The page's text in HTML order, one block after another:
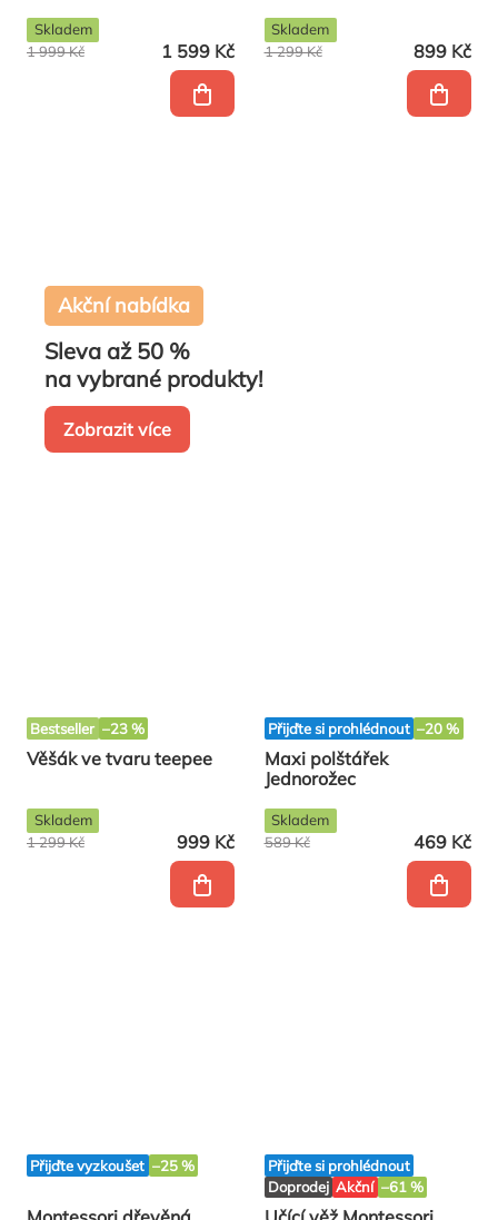
1 599 Kč
1 999 Kč
Skladem
899 Kč
1 299 Kč
Skladem
Akční nabídka
Sleva až 50 %
na vybrané produkty!
Zobrazit více
Bestseller –23 %
Věšák ve tvaru teepee
999 Kč
1 299 Kč
Skladem
Přijďte si prohlédnout –20 %
Maxi polštářek
Jednorožec
469 Kč
589 Kč
Skladem
Přijďte vyzkoušet –25 %
Přijďte si prohlédnout
Doprodej Akční –61 %